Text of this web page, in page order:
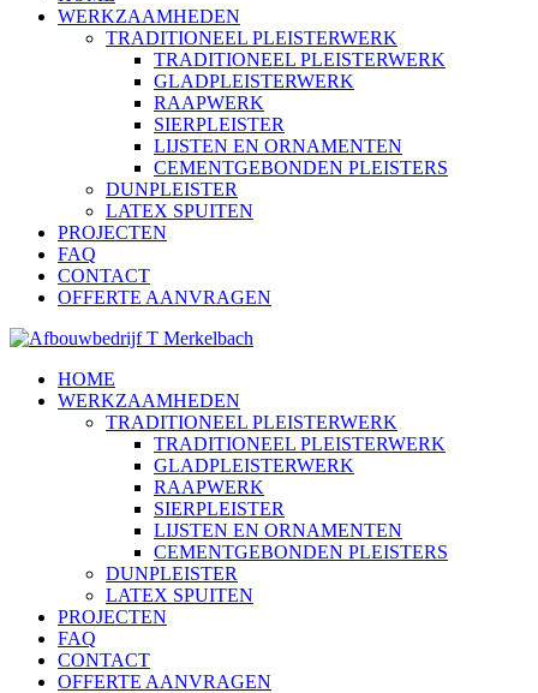
WERKZAAMHEDEN
TRADITIONEEL PLEISTERWERK
TRADITIONEEL PLEISTERWERK
GLADPLEISTERWERK
RAAPWERK
SIERPLEISTER
LIJSTEN EN ORNAMENTEN
CEMENTGEBONDEN PLEISTERS
DUNPLEISTER
LATEX SPUITEN
PROJECTEN
FAQ
CONTACT
OFFERTE AANVRAGEN
HOME
WERKZAAMHEDEN
TRADITIONEEL PLEISTERWERK
TRADITIONEEL PLEISTERWERK
GLADPLEISTERWERK
RAAPWERK
SIERPLEISTER
LIJSTEN EN ORNAMENTEN
CEMENTGEBONDEN PLEISTERS
DUNPLEISTER
LATEX SPUITEN
PROJECTEN
FAQ
CONTACT
OFFERTE AANVRAGEN